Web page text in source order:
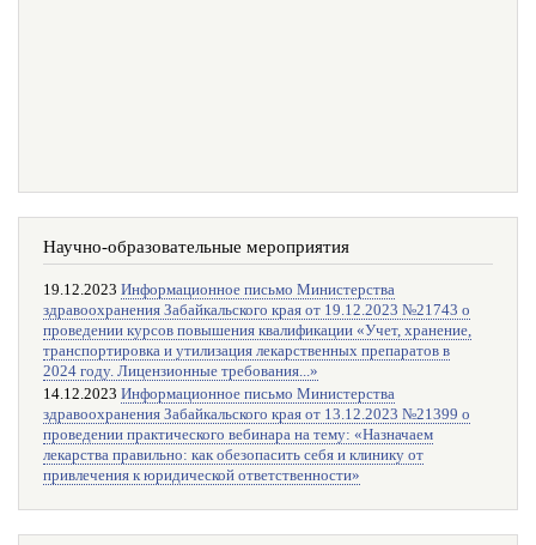
Научно-образовательные мероприятия
19.12.2023 Информационное письмо Министерства
здравоохранения Забайкальского края от 19.12.2023 №21743 о
проведении курсов повышения квалификации «Учет, хранение,
транспортировка и утилизация лекарственных препаратов в
2024 году. Лицензионные требования...»
14.12.2023 Информационное письмо Министерства
здравоохранения Забайкальского края от 13.12.2023 №21399 о
проведении практического вебинара на тему: «Назначаем
лекарства правильно: как обезопасить себя и клинику от
привлечения к юридической ответственности»